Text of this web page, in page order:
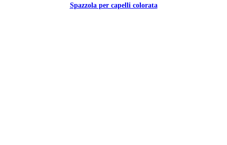
Spazzola per capelli colorata